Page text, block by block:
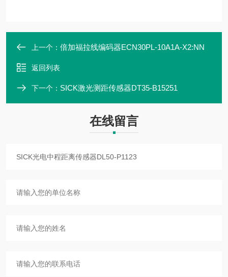
上一个： 倍加福拉线编码器ECN30PL-10A1A-X2:NN
返回列表
下一个： SICK激光测距传感器DT35-B15251
在线留言